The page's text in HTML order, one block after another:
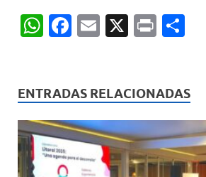
W
s
A
p
p
F
b
o
o
k
E
X
P
p
ar
ti
r
ENTRADAS RELACIONADAS